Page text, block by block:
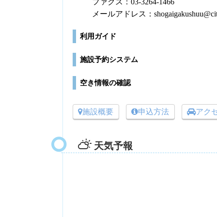
ファクス：03-3264-1466
メールアドレス：
利用ガイド
施設予約システム
空き情報の確認
施設概要 申込方法 アク
天気予報